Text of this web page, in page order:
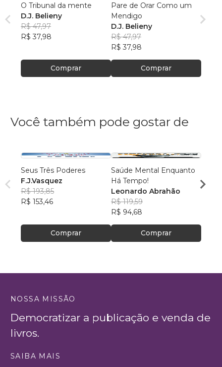
O Tribunal da mente
D.J. Belieny
R$ 47,97
R$ 37,98
Comprar
Pare de Orar Como um
Mendigo
D.J. Belieny
R$ 47,97
R$ 37,98
Comprar
Você também pode gostar de
Seus Três Poderes
F.J.Vasquez
R$ 193,85
R$ 153,46
Comprar
Saúde Mental Enquanto
Há Tempo!
Leonardo Abrahão
R$ 119,59
R$ 94,68
Comprar
R$
NOSSA MISSÃO
Democratizar a publicação e venda de
livros.
SAIBA MAIS